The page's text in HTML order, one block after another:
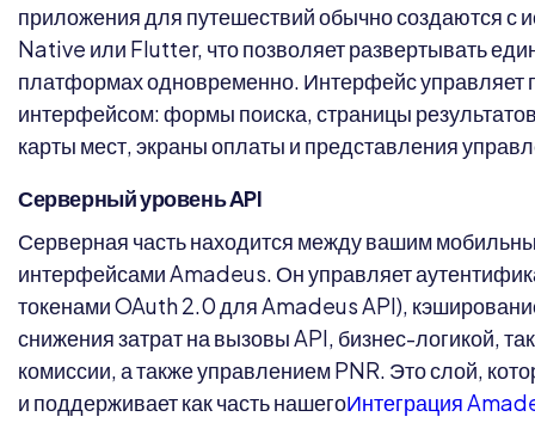
приложения для путешествий обычно создаются с
Native или Flutter, что позволяет развертывать
платформах одновременно. Интерфейс управляет
интерфейсом: формы поиска, страницы
карты мест, экраны оплаты и представления
Серверный уровень API
Серверная часть находится между вашим
интерфейсами Amadeus. Он управляет
токенами OAuth 2.0 для Amadeus API),
снижения затрат на вызовы API, бизнес-логикой,
комиссии, а также управлением PNR. Это слой,
и поддерживает как часть нашегоИнтеграция